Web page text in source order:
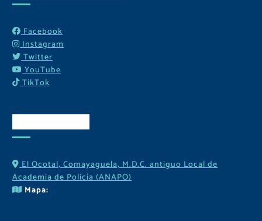
Facebook
Instagram
Twitter
YouTube
TikTok
El Ocotal, Comayaguela, M.D.C. antiguo Local de
Academia de Policía (ANAPO)
Mapa: